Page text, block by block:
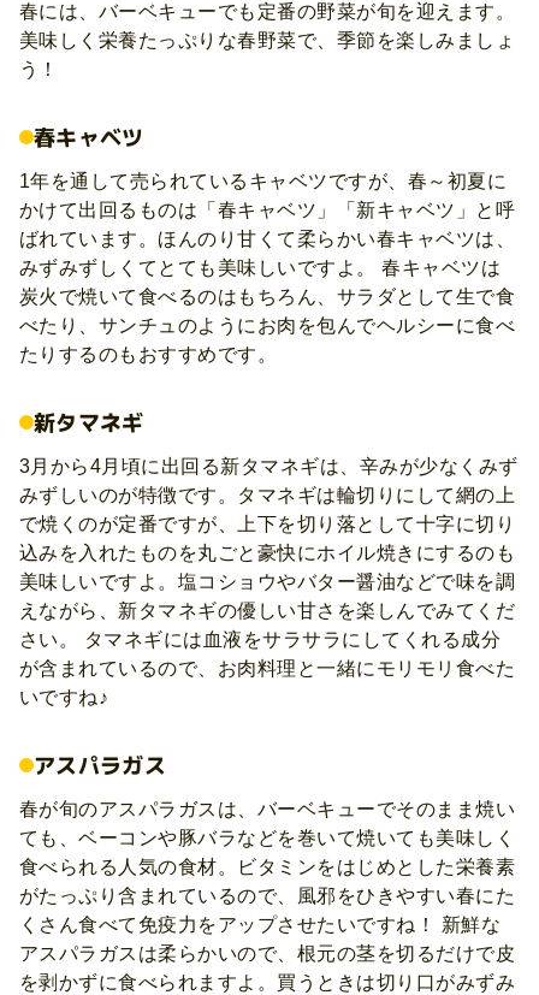
春には、バーベキューでも定番の野菜が旬を迎えます。
美味しく栄養たっぷりな春野菜で、季節を楽しみましょ
う！
春キャベツ
1年を通して売られているキャベツですが、春～初夏に
かけて出回るものは「春キャベツ」「新キャベツ」と呼
ばれています。ほんのり甘くて柔らかい春キャベツは、
みずみずしくてとても美味しいですよ。 春キャベツは
炭火で焼いて食べるのはもちろん、サラダとして生で食
べたり、サンチュのようにお肉を包んでヘルシーに食べ
たりするのもおすすめです。
新タマネギ
3月から4月頃に出回る新タマネギは、辛みが少なくみず
みずしいのが特徴です。タマネギは輪切りにして網の上
で焼くのが定番ですが、上下を切り落として十字に切り
込みを入れたものを丸ごと豪快にホイル焼きにするのも
美味しいですよ。塩コショウやバター醤油などで味を調
えながら、新タマネギの優しい甘さを楽しんでみてくだ
さい。 タマネギには血液をサラサラにしてくれる成分
が含まれているので、お肉料理と一緒にモリモリ食べた
いですね♪
アスパラガス
春が旬のアスパラガスは、バーベキューでそのまま焼い
ても、ベーコンや豚バラなどを巻いて焼いても美味しく
食べられる人気の食材。ビタミンをはじめとした栄養素
がたっぷり含まれているので、風邪をひきやすい春にた
くさん食べて免疫力をアップさせたいですね！ 新鮮な
アスパラガスは柔らかいので、根元の茎を切るだけで皮
を剥かずに食べられますよ。買うときは切り口がみずみ